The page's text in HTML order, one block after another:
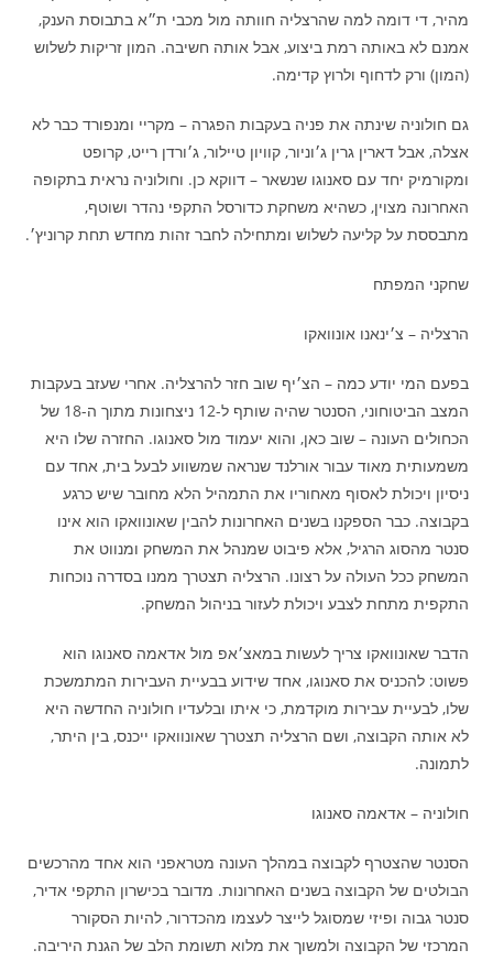
מהיר, די דומה למה שהרצליה חוותה מול מכבי ת״א בתבוסת הענק,
אמנם לא באותה רמת ביצוע, אבל אותה חשיבה. המון זריקות לשלוש
(המון) ורק לדחוף ולרוץ קדימה.
גם חולוניה שינתה את פניה בעקבות הפגרה – מקריי ומנפורד כבר לא
אצלה, אבל דארין גרין ג׳וניור, קוויון טיילור, ג׳ורדן רייט, קרופט
ומקורמיק יחד עם סאנוגו שנשאר – דווקא כן. וחולוניה נראית בתקופה
האחרונה מצוין, כשהיא משחקת כדורסל התקפי נהדר ושוטף,
מתבססת על קליעה לשלוש ומתחילה לחבר זהות מחדש תחת קרוניץ׳.
שחקני המפתח
הרצליה – צ׳ינאנו אונוואקו
בפעם המי יודע כמה – הצ׳יף שוב חזר להרצליה. אחרי שעזב בעקבות
המצב הביטוחוני, הסנטר שהיה שותף ל-12 ניצחונות מתוך ה-18 של
הכחולים העונה – שוב כאן, והוא יעמוד מול סאנוגו. החזרה שלו היא
משמעותית מאוד עבור אורלנד שנראה שמשווע לבעל בית, אחד עם
ניסיון ויכולת לאסוף מאחוריו את התמהיל הלא מחובר שיש כרגע
בקבוצה. כבר הספקנו בשנים האחרונות להבין שאונוואקו הוא אינו
סנטר מהסוג הרגיל, אלא פיבוט שמנהל את המשחק ומנווט את
המשחק ככל העולה על רצונו. הרצליה תצטרך ממנו בסדרה נוכחות
התקפית מתחת לצבע ויכולת לעזור בניהול המשחק.
הדבר שאונוואקו צריך לעשות במאצ׳אפ מול אדאמה סאנוגו הוא
פשוט: להכניס את סאנוגו, אחד שידוע בבעיית העבירות המתמשכת
שלו, לבעיית עבירות מוקדמת, כי איתו ובלעדיו חולוניה החדשה היא
לא אותה הקבוצה, ושם הרצליה תצטרך שאונוואקו ייכנס, בין היתר,
לתמונה.
חולוניה – אדאמה סאנוגו
הסנטר שהצטרף לקבוצה במהלך העונה מטראפני הוא אחד מהרכשים
הבולטים של הקבוצה בשנים האחרונות. מדובר בכישרון התקפי אדיר,
סנטר גבוה ופיזי שמסוגל לייצר לעצמו מהכדרור, להיות הסקורר
המרכזי של הקבוצה ולמשוך את מלוא תשומת הלב של הגנת היריבה.